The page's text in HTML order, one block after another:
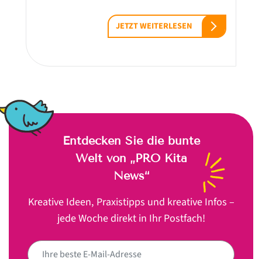
JETZT WEITERLESEN
Entdecken Sie die bunte
Welt von „PRO Kita
News“
Kreative Ideen, Praxistipps und kreative Infos –
jede Woche direkt in Ihr Postfach!